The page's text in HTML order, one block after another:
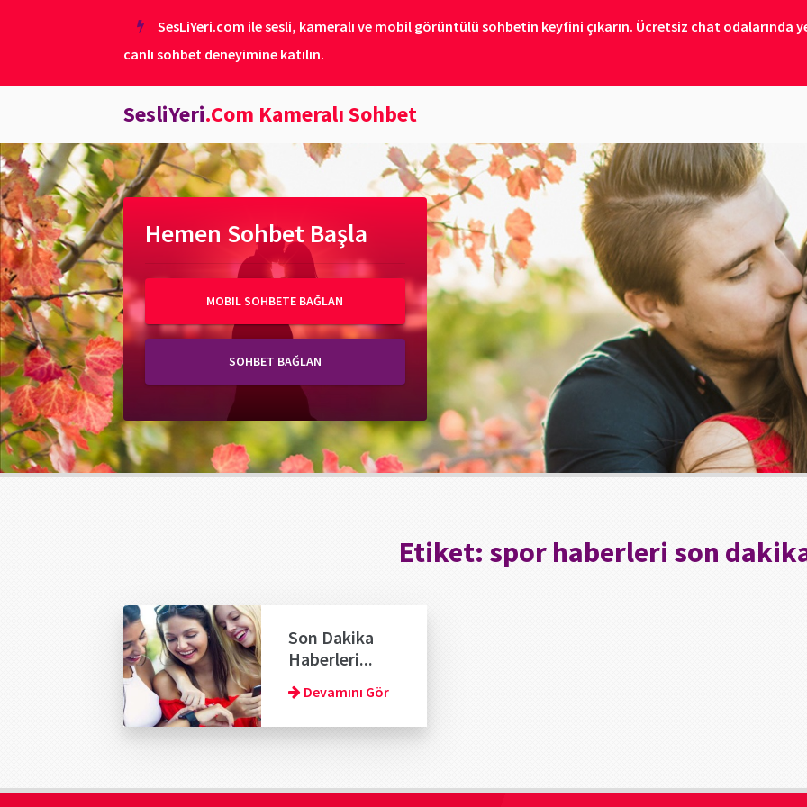
SesLiYeri.com ile sesli, kameralı ve mobil görüntülü sohbetin keyfini çıkarın. Ücretsiz chat odalarında
canlı sohbet deneyimine katılın.
SesliYeri.Com Kameralı Sohbet
Hemen Sohbet Başla
MOBIL SOHBETE BAĞLAN
SOHBET BAĞLAN
Etiket: spor haberleri son
Son Dakika
Haberleri...
Devamını Gör